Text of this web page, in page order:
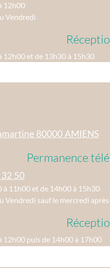
12h00
Vendredi
12h00 et de 13h30 à 15h30
80000 AMIENS
Permanence
50
à 11h00 et de 14h00 à 15h30
Vendredi sauf le mercredi
12h00 puis de 14h00 à 17h00